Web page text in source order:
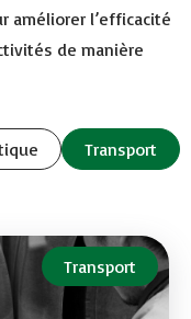
améliorer l’efficacité
de manière
Transport
Transport